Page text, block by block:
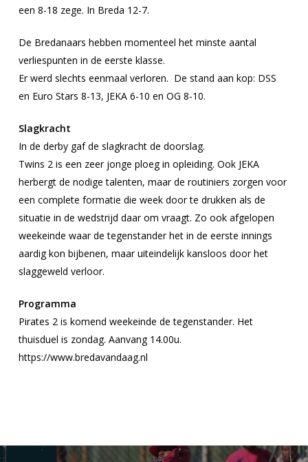
een 8-18 zege. In Breda 12-7.
De Bredanaars hebben momenteel het minste aantal
verliespunten in de eerste klasse.
Er werd slechts eenmaal verloren. De stand aan kop: DSS
en Euro Stars 8-13, JEKA 6-10 en OG 8-10.
Slagkracht
In de derby gaf de slagkracht de doorslag.
Twins 2 is een zeer jonge ploeg in opleiding. Ook JEKA
herbergt de nodige talenten, maar de routiniers zorgen voor
een complete formatie die week door te drukken als de
situatie in de wedstrijd daar om vraagt. Zo ook afgelopen
weekeinde waar de tegenstander het in de eerste innings
aardig kon bijbenen, maar uiteindelijk kansloos door het
slaggeweld verloor.
Programma
Pirates 2 is komend weekeinde de tegenstander. Het
thuisduel is zondag. Aanvang 14.00u.
https://www.bredavandaag.nl